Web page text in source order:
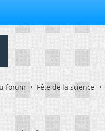
forum Fête de la science